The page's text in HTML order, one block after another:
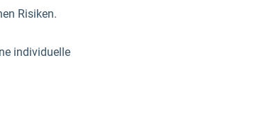
Risiken.
individuelle